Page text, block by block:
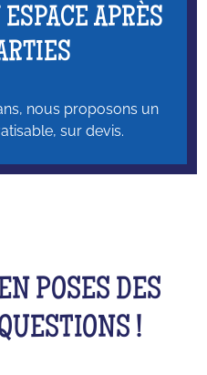
APRÈS
nous proposons un
sur devis.
POSES DES
!